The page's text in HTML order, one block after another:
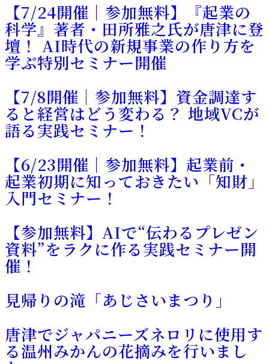
【7/24開催｜参加無料】『起業の
科学』著者・田所雅之氏が唐津に登
壇！ AI時代の新規事業の作り方を
学ぶ特別セミナー開催
【7/8開催｜参加無料】資金調達す
ると経営はどう変わる？ 地域VCが
語る実践セミナー！
【6/23開催｜参加無料】起業前・
起業初期に知っておきたい「知財」
入門セミナー！
【参加無料】AIで“伝わるプレゼン
資料”をラクに作る実践セミナー開
催！
見帰りの滝「あじさいまつり」
唐津でジャパニーズネロリに使用す
る温州みかんの花摘みを行いまし